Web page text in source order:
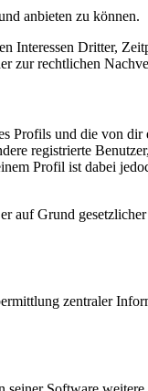
anbieten zu können.
Interessen Dritter,
zur rechtlichen
Profils und die von
registrierte
Profil ist dabei
Grund
zentraler